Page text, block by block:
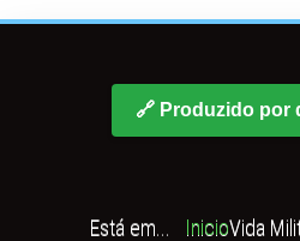
🔗 Produzido por
Está em... InicioVida